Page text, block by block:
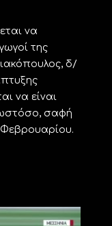
να
της
δ/
να είναι
σαφή
Φεβρουαρίου.